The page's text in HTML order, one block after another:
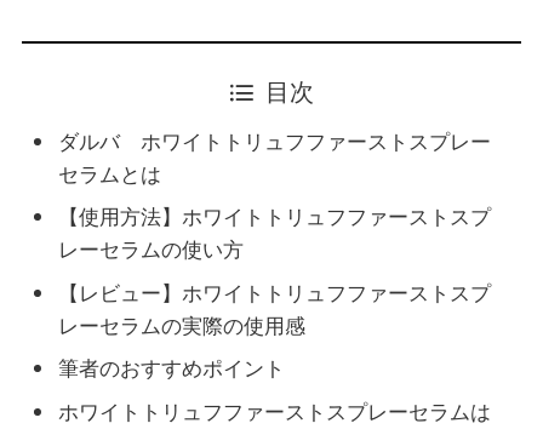
目次
ダルバ ホワイトトリュフファーストスプレー
セラムとは
【使用方法】ホワイトトリュフファーストスプ
レーセラムの使い方
【レビュー】ホワイトトリュフファーストスプ
レーセラムの実際の使用感
筆者のおすすめポイント
ホワイトトリュフファーストスプレーセラムは